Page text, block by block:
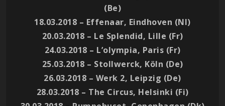
(Be)
18.03.2018 – Effenaar, Eindhoven (Nl)
20.03.2018 – Le Splendid, Lille (Fr)
24.03.2018 – L’olympia, Paris (Fr)
25.03.2018 – Stollwerck, Köln (De)
26.03.2018 – Werk 2, Leipzig (De)
28.03.2018 – The Circus, Helsinki (Fi)